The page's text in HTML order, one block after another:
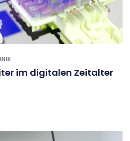
im digitalen Zeitalter